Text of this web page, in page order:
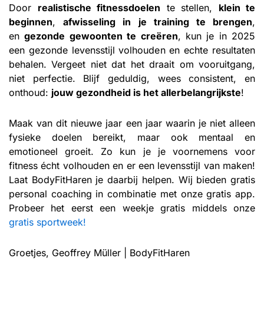
Door realistische fitnessdoelen te stellen, klein te
beginnen,afwisseling in je training te brengen,
engezonde gewoonten te creëren, kun je in 2025
een gezonde levensstijl volhouden en echte resultaten
behalen. Vergeet niet dat het draait om vooruitgang,
niet perfectie. Blijf geduldig, wees consistent, en
onthoud: jouw gezondheid is het allerbelangrijkste!
Maak van dit nieuwe jaar een jaar waarin je niet alleen
fysieke doelen bereikt, maar ook mentaal en
emotioneel groeit. Zo kun je je voornemens voor
fitness écht volhouden en er een levensstijl van maken!
Laat BodyFitHaren je daarbij helpen. Wij bieden gratis
personal coaching in combinatie met onze gratis app.
Probeer het eerst een weekje gratis middels onze
gratis sportweek!
Groetjes, Geoffrey Müller | BodyFitHaren